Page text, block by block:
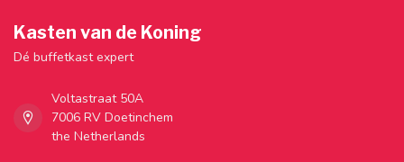
Kasten van de Koning
Dé buffetkast expert
Voltastraat 50A
7006 RV Doetinchem
the Netherlands